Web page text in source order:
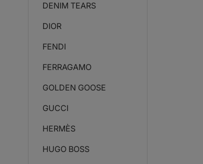
DENIM TEARS
DIOR
FENDI
FERRAGAMO
GOLDEN GOOSE
GUCCI
HERMÈS
HUGO BOSS